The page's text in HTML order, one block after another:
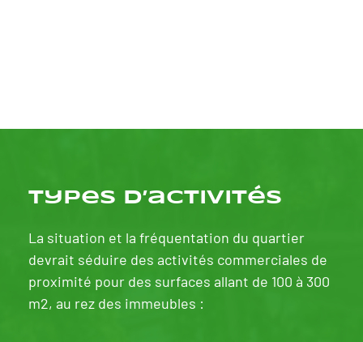
Types d’activitéS
La situation et la fréquentation du quartier
devrait séduire des activités commerciales de
proximité pour des surfaces allant de 100 à 300
m2, au rez des immeubles :